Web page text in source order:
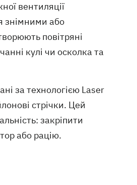
вентиляції
знімними або
повітряні
кулі чи осколка та
за технологією Laser
стрічки. Цей
закріпити
або рацію.